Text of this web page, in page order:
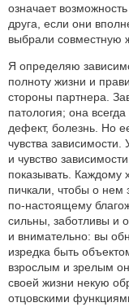
означает
друга, если они
выбрали совместную
Я определяю
полноту жизни и
стороны партнера.
патология; она
дефект, болезнь. Но
чувства зависимости.
и чувство
показывать. Каждому
пичкали, чтобы о нем
по-настоящему
сильны, заботливы и
и внимательно: вы
изредка быть
взрослым и зрелым
своей жизни некую
отцовскими